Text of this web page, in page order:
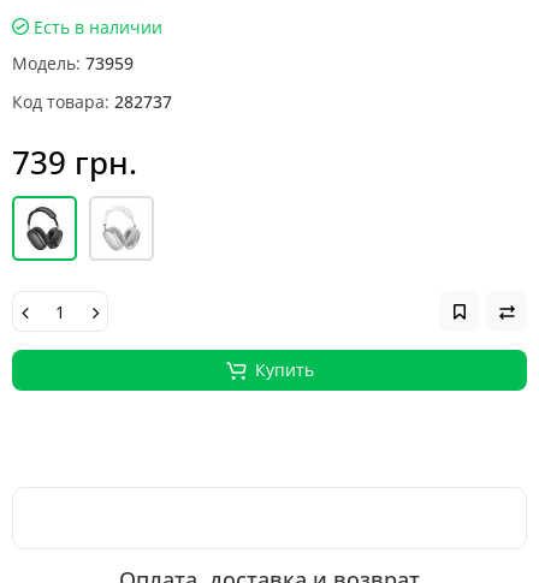
Есть в наличии
Модель: 73959
Код товара: 282737
739 грн.
Купить